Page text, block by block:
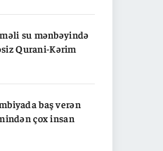
su mənbəyində
Qurani-Kərim
baş verən
çox insan